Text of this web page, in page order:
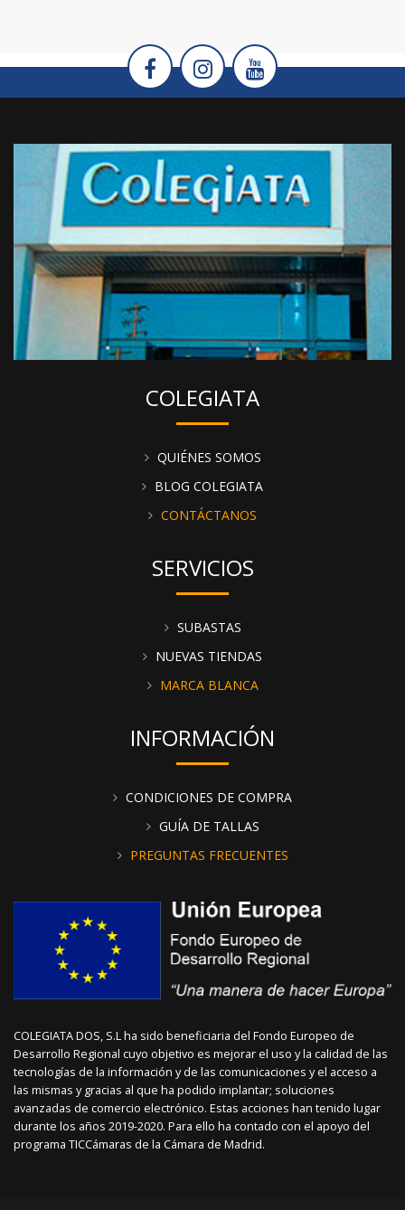
COLEGIATA
QUIÉNES SOMOS
BLOG COLEGIATA
CONTÁCTANOS
SERVICIOS
SUBASTAS
NUEVAS TIENDAS
MARCA BLANCA
INFORMACIÓN
CONDICIONES DE COMPRA
GUÍA DE TALLAS
PREGUNTAS FRECUENTES
COLEGIATA DOS, S.L ha sido beneficiaria del Fondo Europeo de
Desarrollo Regional cuyo objetivo es mejorar el uso y la calidad de las
tecnologías de la información y de las comunicaciones y el acceso a
las mismas y gracias al que ha podido implantar; soluciones
avanzadas de comercio electrónico. Estas acciones han tenido lugar
durante los años 2019-2020. Para ello ha contado con el apoyo del
programa TICCámaras de la Cámara de Madrid.